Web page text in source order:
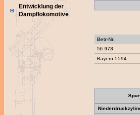
Entwicklung der
Dampflokomotive
Betr-Nr.
56 978
Bayern 5594